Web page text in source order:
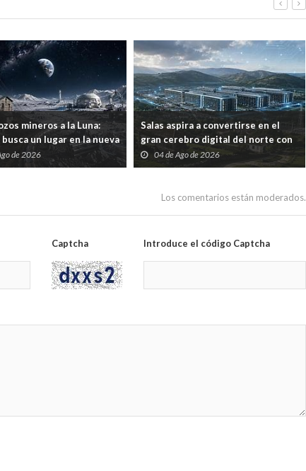
mineros a la Luna:
un lugar en la nueva
de 2026
Salas aspira a convertirse en el
gran cerebro digital del norte con
una inversión de 1.226 millones
04 de Ago de 2026
Los comentarios están moderados.
Captcha Introduce el código Captcha